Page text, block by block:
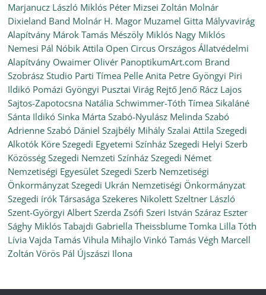
Marjanucz László Miklós Péter Mizsei Zoltán Molnár
Dixieland Band Molnár H. Magor Muzamel Gitta Mályvavirág
Alapítvány Márok Tamás Mészöly Miklós Nagy Miklós
Nemesi Pál Nóbik Attila Open Circus Országos Állatvédelmi
Alapítvány Owaimer Olivér PanoptikumArt.com Brand
Szobrász Studio Parti Tímea Pelle Anita Petre Gyöngyi Piri
Ildikó Pomázi Gyöngyi Pusztai Virág Rejtő Jenő Rácz Lajos
Sajtos-Zapotocsna Natália Schwimmer-Tóth Tímea Sikaláné
Sánta Ildikó Sinka Márta Szabó-Nyulász Melinda Szabó
Adrienne Szabó Dániel Szajbély Mihály Szalai Attila Szegedi
Alkotók Köre Szegedi Egyetemi Színház Szegedi Helyi Szerb
Közösség Szegedi Nemzeti Színház Szegedi Német
Nemzetiségi Egyesület Szegedi Szerb Nemzetiségi
Önkormányzat Szegedi Ukrán Nemzetiségi Önkormányzat
Szegedi írók Társasága Szekeres Nikolett Szeltner László
Szent-Györgyi Albert Szerda Zsófi Szeri István Száraz Eszter
Sághy Miklós Tabajdi Gabriella Theissblume Tomka Lilla Tóth
Lívia Vajda Tamás Vihula Mihajlo Vinkó Tamás Végh Marcell
Zoltán Vörös Pál Újszászi Ilona